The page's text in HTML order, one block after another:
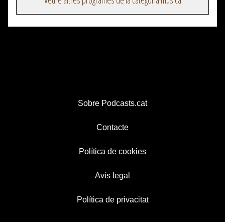
Sobre Podcasts.cat
Contacte
Política de cookies
Avís legal
Política de privacitat